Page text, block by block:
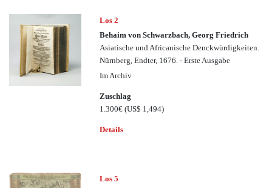
Los 2
Behaim von Schwarzbach, Georg Friedrich
Asiatische und Africanische Denckwürdigkeiten.
Nürnberg, Endter, 1676. - Erste Ausgabe
Im Archiv
Zuschlag
1.300€(US$ 1,494)
Details
Los 5